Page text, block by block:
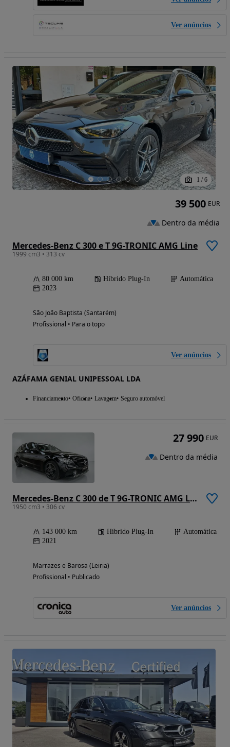
Ver anúncios
1 / 6
Mercedes-Benz C 300 e T 9G-TRONIC AMG Line
1999 cm3 • 313 cv
80 000 km Híbrido Plug-In
Automática
2023
São João Baptista (Santarém)
Profissional • Para o topo
Ver anúncios
AZÁFAMA GENIAL UNIPESSOAL LDA
Financiamento Oficina Lavagem Seguro automóvel
39 500 EUR
Dentro da média
Mercedes-Benz C 300 de T 9G-TRONIC AMG Line
1950 cm3 • 306 cv
143 000 km Híbrido Plug-In
Automática
2021
Marrazes e Barosa (Leiria)
Profissional • Publicado
Ver anúncios
27 990 EUR
Dentro da média